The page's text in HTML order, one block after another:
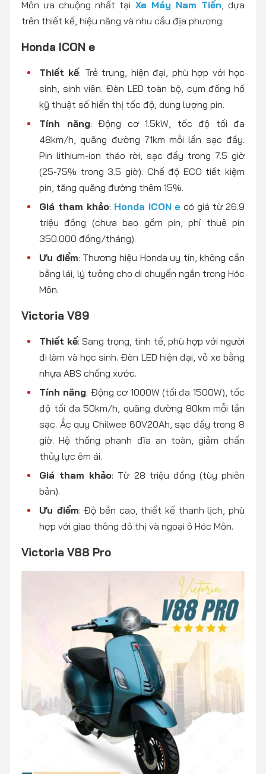
Môn ưa chuộng nhất tại Xe Máy Nam Tiến , dựa
trên thiết kế, hiệu năng và nhu cầu địa phương:
Honda ICON e
Thiết kế: Trẻ trung, hiện đại, phù hợp với học
sinh, sinh viên. Đèn LED toàn bộ, cụm đồng hồ
kỹ thuật số hiển thị tốc độ, dung lượng pin.
Tính năng: Động cơ 1.5kW, tốc độ tối đa
48km/h, quãng đường 71km mỗi lần sạc đầy.
Pin lithium-ion tháo rời, sạc đầy trong 7.5 giờ
(25-75% trong 3.5 giờ). Chế độ ECO tiết kiệm
pin, tăng quãng đường thêm 15%.
Giá tham khảo: Honda ICON e có giá từ 26.9
triệu đồng (chưa bao gồm pin, phí thuê pin
350.000 đồng/tháng).
Ưu điểm: Thương hiệu Honda uy tín, không cần
bằng lái, lý tưởng cho di chuyển ngắn trong Hóc
Môn.
Victoria V89
Thiết kế: Sang trọng, tinh tế, phù hợp với người
đi làm và học sinh. Đèn LED hiện đại, vỏ xe bằng
nhựa ABS chống xước.
Tính năng: Động cơ 1000W (tối đa 1500W), tốc
độ tối đa 50km/h, quãng đường 80km mỗi lần
sạc. Ắc quy Chilwee 60V20Ah, sạc đầy trong 8
giờ. Hệ thống phanh đĩa an toàn, giảm chấn
thủy lực êm ái.
Giá tham khảo: Từ 28 triệu đồng (tùy phiên
bản).
Ưu điểm: Độ bền cao, thiết kế thanh lịch, phù
hợp với giao thông đô thị và ngoại ô Hóc Môn.
Victoria V88 Pro